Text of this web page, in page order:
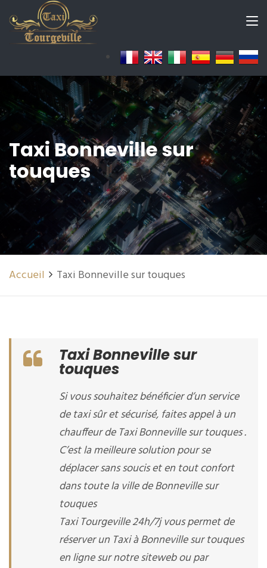
Taxi Bonneville sur
touques
Accueil Taxi Bonneville sur touques
Taxi Bonneville sur
touques
Si vous souhaitez bénéficier d’un service
de taxi sûr et sécurisé, faites appel à un
chauffeur de Taxi Bonneville sur touques .
C’est la meilleure solution pour se
déplacer sans soucis et en tout confort
dans toute la ville de Bonneville sur
touques
Taxi Tourgeville 24h/7j vous permet de
réserver un Taxi à Bonneville sur touques
en ligne sur notre siteweb ou par